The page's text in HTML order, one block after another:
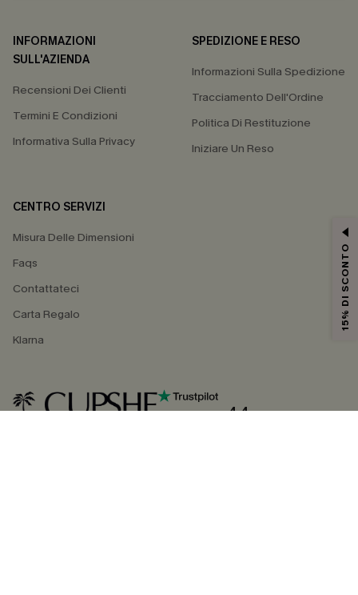
INFORMAZIONI
SULL'AZIENDA
Recensioni Dei Clienti
Termini E Condizioni
Informativa Sulla Privacy
SPEDIZIONE E RESO
Informazioni Sulla Spedizione
Tracciamento Dell'Ordine
Politica Di Restituzione
Iniziare Un Reso
CENTRO SERVIZI
Misura Delle Dimensioni
Faqs
Contattateci
Carta Regalo
Klarna
4.4
15% DI SCONTO